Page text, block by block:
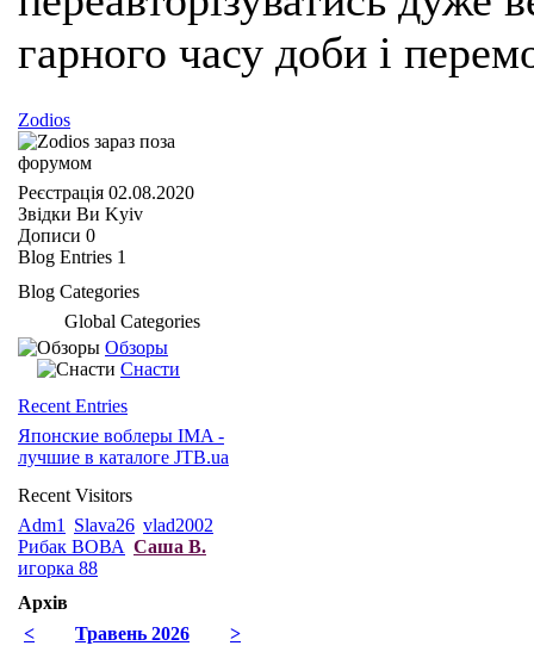
гарного часу доби і
Zodios
Реєстрація 02.08.2020
Звідки Ви Kyiv
Дописи 0
Blog Entries 1
Blog Categories
Global Categories
Обзоры
Снасти
Recent Entries
Японские воблеры IMA -
лучшие в каталоге JTB.ua
Recent Visitors
Adm1
Slava26 vlad2002
Рибак ВОВА Саша В.
игорка 88
Архів
<
>
Травень 2026